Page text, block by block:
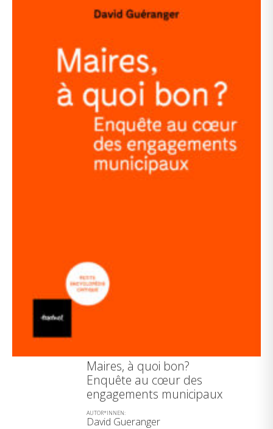
Maires, à quoi bon?
Enquête au cœur des
engagements municipaux
AUTOR*INNEN:
David Gueranger